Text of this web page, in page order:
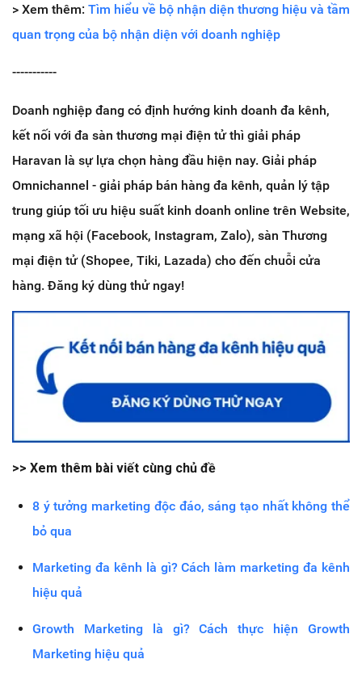
> Xem thêm: Tìm hiểu về bộ nhận diện thương hiệu và tầm
quan trọng của bộ nhận diện với doanh nghiệp
-----------
Doanh nghiệp đang có định hướng kinh doanh đa kênh,
kết nối với đa sàn thương mại điện tử thì giải pháp
Haravan là sự lựa chọn hàng đầu hiện nay. Giải pháp
Omnichannel - giải pháp bán hàng đa kênh, quản lý tập
trung giúp tối ưu hiệu suất kinh doanh online trên Website,
mạng xã hội (Facebook, Instagram, Zalo), sàn Thương
mại điện tử (Shopee, Tiki, Lazada) cho đến chuỗi cửa
hàng. Đăng ký dùng thử ngay!
>> Xem thêm bài viết cùng chủ đề
8 ý tưởng marketing độc đáo, sáng tạo nhất không thể
bỏ qua
Marketing đa kênh là gì? Cách làm marketing đa kênh
hiệu quả
Growth Marketing là gì? Cách thực hiện Growth
Marketing hiệu quả